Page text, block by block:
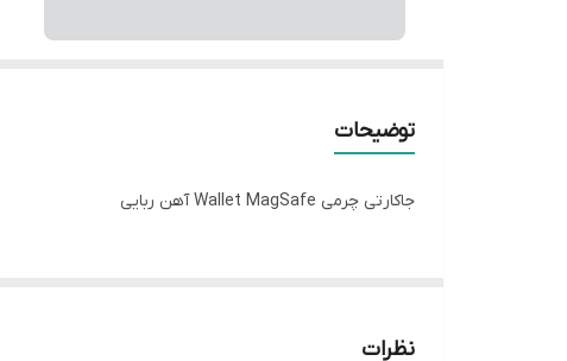
توضیحات
جاکارتی چرمی Wallet MagSafe آهن ربایی
نظرات